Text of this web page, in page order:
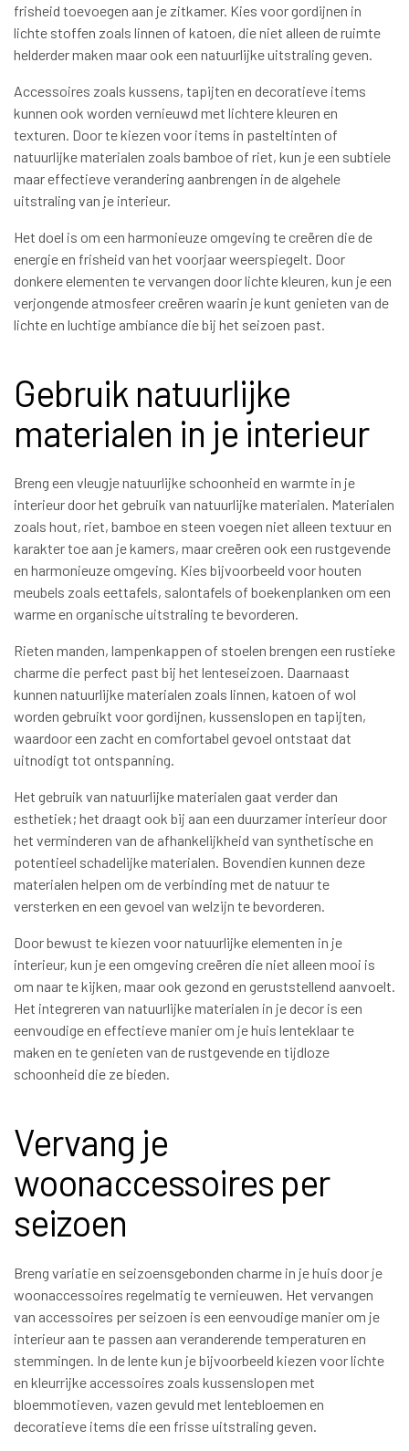
frisheid toevoegen aan je zitkamer. Kies voor gordijnen in
lichte stoffen zoals linnen of katoen, die niet alleen de ruimte
helderder maken maar ook een natuurlijke uitstraling geven.
Accessoires zoals kussens, tapijten en decoratieve items
kunnen ook worden vernieuwd met lichtere kleuren en
texturen. Door te kiezen voor items in pasteltinten of
natuurlijke materialen zoals bamboe of riet, kun je een subtiele
maar effectieve verandering aanbrengen in de algehele
uitstraling van je interieur.
Het doel is om een harmonieuze omgeving te creëren die de
energie en frisheid van het voorjaar weerspiegelt. Door
donkere elementen te vervangen door lichte kleuren, kun je een
verjongende atmosfeer creëren waarin je kunt genieten van de
lichte en luchtige ambiance die bij het seizoen past.
Gebruik natuurlijke
materialen in je interieur
Breng een vleugje natuurlijke schoonheid en warmte in je
interieur door het gebruik van natuurlijke materialen. Materialen
zoals hout, riet, bamboe en steen voegen niet alleen textuur en
karakter toe aan je kamers, maar creëren ook een rustgevende
en harmonieuze omgeving. Kies bijvoorbeeld voor houten
meubels zoals eettafels, salontafels of boekenplanken om een
warme en organische uitstraling te bevorderen.
Rieten manden, lampenkappen of stoelen brengen een rustieke
charme die perfect past bij het lenteseizoen. Daarnaast
kunnen natuurlijke materialen zoals linnen, katoen of wol
worden gebruikt voor gordijnen, kussenslopen en tapijten,
waardoor een zacht en comfortabel gevoel ontstaat dat
uitnodigt tot ontspanning.
Het gebruik van natuurlijke materialen gaat verder dan
esthetiek; het draagt ook bij aan een duurzamer interieur door
het verminderen van de afhankelijkheid van synthetische en
potentieel schadelijke materialen. Bovendien kunnen deze
materialen helpen om de verbinding met de natuur te
versterken en een gevoel van welzijn te bevorderen.
Door bewust te kiezen voor natuurlijke elementen in je
interieur, kun je een omgeving creëren die niet alleen mooi is
om naar te kijken, maar ook gezond en geruststellend aanvoelt.
Het integreren van natuurlijke materialen in je decor is een
eenvoudige en effectieve manier om je huis lenteklaar te
maken en te genieten van de rustgevende en tijdloze
schoonheid die ze bieden.
Vervang je
woonaccessoires per
seizoen
Breng variatie en seizoensgebonden charme in je huis door je
woonaccessoires regelmatig te vernieuwen. Het vervangen
van accessoires per seizoen is een eenvoudige manier om je
interieur aan te passen aan veranderende temperaturen en
stemmingen. In de lente kun je bijvoorbeeld kiezen voor lichte
en kleurrijke accessoires zoals kussenslopen met
bloemmotieven, vazen gevuld met lentebloemen en
decoratieve items die een frisse uitstraling geven.